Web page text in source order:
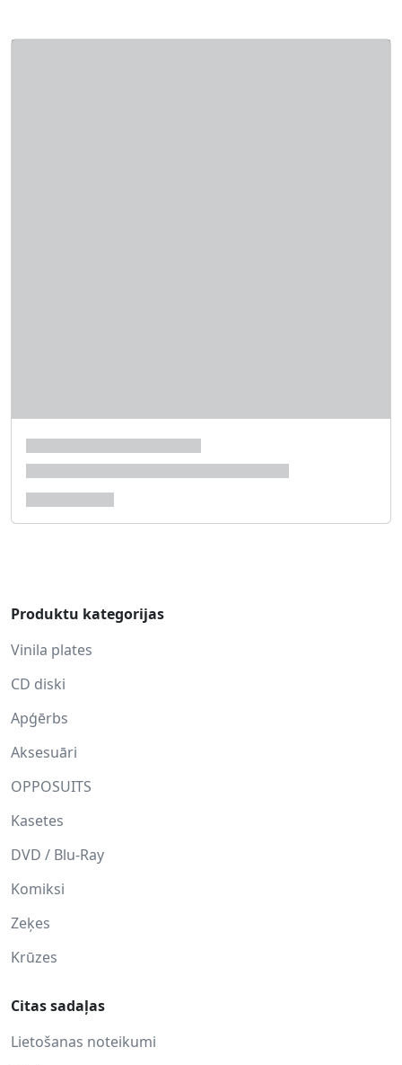
Produktu kategorijas
Vinila plates
CD diski
Apģērbs
Aksesuāri
OPPOSUITS
Kasetes
DVD / Blu-Ray
Komiksi
Zeķes
Krūzes
Citas sadaļas
Lietošanas noteikumi